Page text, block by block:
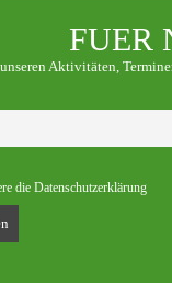
FUER
Aktivitäten,
die Datenschutzerklärung